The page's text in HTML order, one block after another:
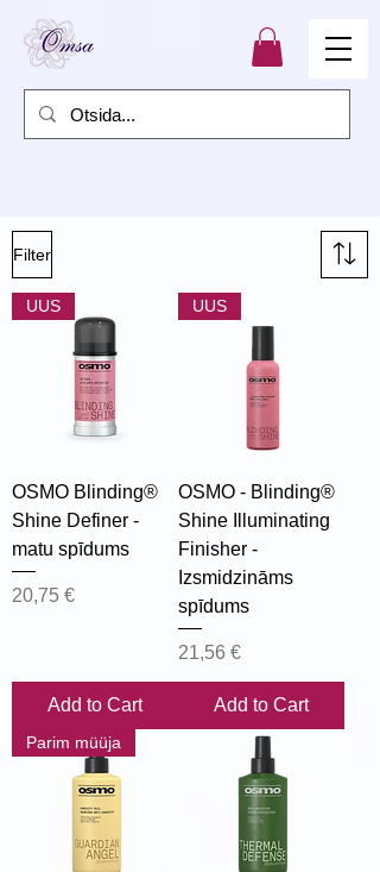
Filter
UUS
OSMO Blinding®
Shine Definer -
matu spīdums
Price
20,75 €
Add to Cart
UUS
OSMO - Blinding®
Shine Illuminating
Finisher -
Izsmidzināms
spīdums
Price
21,56 €
Add to Cart
Parim müüja